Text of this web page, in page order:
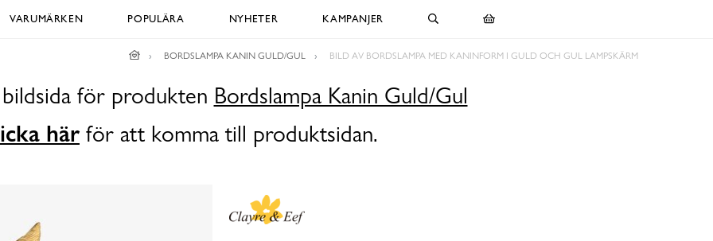
VARUMÄRKEN POPULÄRA NYHETER KAMPANJER
BORDSLAMPA KANIN GULD/GUL BILD AV BORDSLAMPA MED KANINFORM I GULD OCH GUL LAMPSKÄRM
för produkten Bordslampa Kanin Guld/Gul
här för att komma till produktsidan.